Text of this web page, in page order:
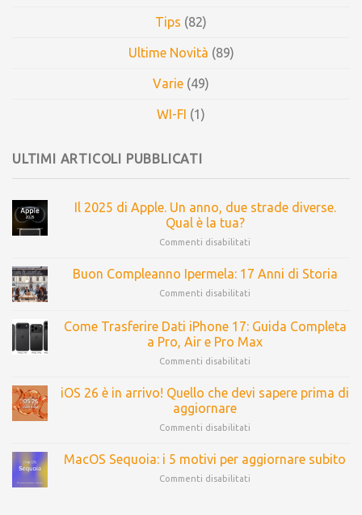
Tips (82)
Ultime Novità (89)
Varie (49)
WI-FI (1)
ULTIMI ARTICOLI PUBBLICATI
Il 2025 di Apple. Un anno, due strade diverse.
Qual è la tua?
Commenti disabilitati
Buon Compleanno Ipermela: 17 Anni di Storia
Commenti disabilitati
Come Trasferire Dati iPhone 17: Guida Completa
a Pro, Air e Pro Max
Commenti disabilitati
iOS 26 è in arrivo! Quello che devi sapere prima di
aggiornare
Commenti disabilitati
MacOS Sequoia: i 5 motivi per aggiornare subito
Commenti disabilitati